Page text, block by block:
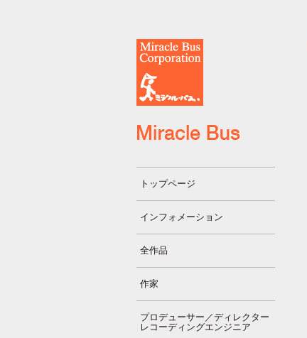
トップページ
インフォメーション
全作品
作家
プロデューサー／ディレクター
レコーディングエンジニア